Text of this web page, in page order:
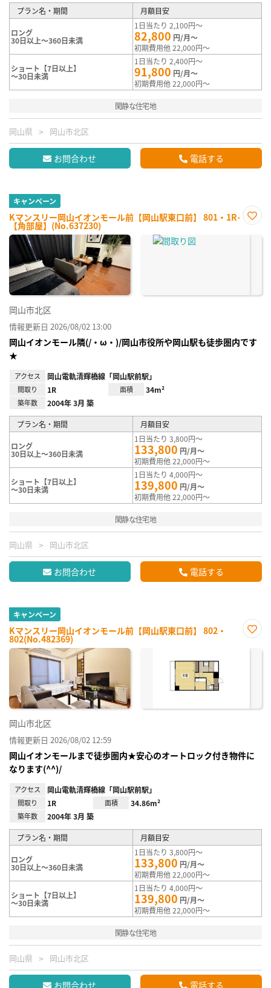
プラン名・期間 月額目安
ロング
30日以上～360日未満
1日当たり 2,100円～
82,800 円/月～
初期費用他 22,000円～
ショート【7日以上】
～30日未満
1日当たり 2,400円～
91,800 円/月～
初期費用他 22,000円～
閑静な住宅地
岡山県 岡山市北区
お問合わせ 電話する
キャンペーン
Kマンスリー岡山イオンモール前【岡山駅東口前】 801・1R-
【角部屋】(No.637230)
に入
岡山市北区
情報更新日 2026/08/02 13:00
岡山イオンモール隣(/・ω・)/岡山市役所や岡山駅も徒歩圏内です
★
アクセス 岡山電軌清輝橋線「岡山駅前駅」
間取り 1R 面積 34m²
築年数 2004年 3月 築
プラン名・期間 月額目安
ロング
30日以上～360日未満
1日当たり 3,800円～
133,800 円/月～
初期費用他 22,000円～
ショート【7日以上】
～30日未満
1日当たり 4,000円～
139,800 円/月～
初期費用他 22,000円～
閑静な住宅地
岡山県 岡山市北区
お問合わせ 電話する
キャンペーン
Kマンスリー岡山イオンモール前【岡山駅東口前】 802・
802(No.482369)
に入
岡山市北区
情報更新日 2026/08/02 12:59
岡山イオンモールまで徒歩圏内★安心のオートロック付き物件に
なります(^^)/
アクセス 岡山電軌清輝橋線「岡山駅前駅」
間取り 1R 面積 34.86m²
築年数 2004年 3月 築
プラン名・期間 月額目安
ロング
30日以上～360日未満
1日当たり 3,800円～
133,800 円/月～
初期費用他 22,000円～
ショート【7日以上】
～30日未満
1日当たり 4,000円～
139,800 円/月～
初期費用他 22,000円～
閑静な住宅地
岡山県 岡山市北区
お問合わせ 電話する